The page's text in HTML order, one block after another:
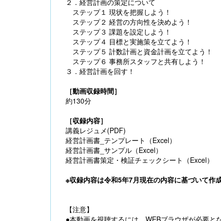
２．経営計画の策定について
ステップ１ 現状を把握しよう！
ステップ２ 経営の方向性を決めよう！
ステップ３ 課題を設定しよう！
ステップ４ 目標と実施策を立てよう！
ステップ５ 計数計画と資金計画を立てよう！
ステップ６ 事務所スタッフと共有しよう！
３．経営計画を回す！
［動画収録時間］
約130分
［収録内容］
講義レジュメ(PDF)
経営計画書_テンプレート（Excel）
経営計画書_サンプル（Excel）
経営計画書策定・検証チェックシート（Excel）
※収録内容は令和5年7月現在の内容に基づいて作
【注意】
●本動画を視聴するには、WEBブラウザが必要と